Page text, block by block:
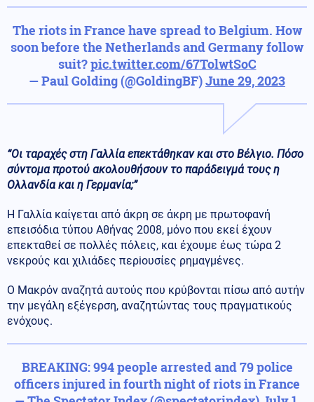
The riots in France have spread to Belgium. How
soon before the Netherlands and Germany follow
suit?pic.twitter.com/67TolwtSoC
— Paul Golding (@GoldingBF)June 29, 2023
“Οι ταραχές στη Γαλλία επεκτάθηκαν και στο Βέλγιο. Πόσο
σύντομα προτού ακολουθήσουν το παράδειγμά τους η
Ολλανδία και η Γερμανία;”
Η Γαλλία καίγεται από άκρη σε άκρη με πρωτοφανή
επεισόδια τύπου Αθήνας 2008, μόνο που εκεί έχουν
επεκταθεί σε πολλές πόλεις, και έχουμε έως τώρα 2
νεκρούς και χιλιάδες περiουσίες ρημαγμένες.
Ο Μακρόν αναζητά αυτούς που κρύβονται πίσω από αυτήν
την μεγάλη εξέγερση, αναζητώντας τους πραγματικούς
ενόχους.
BREAKING: 994 people arrested and 79 police
officers injured in fourth night of riots in France